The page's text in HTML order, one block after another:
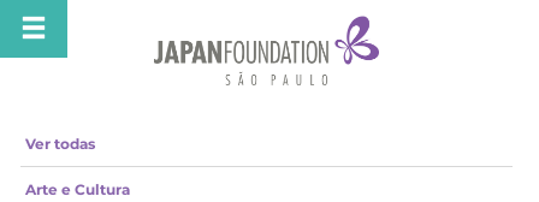
Ver todas
Arte e Cultura